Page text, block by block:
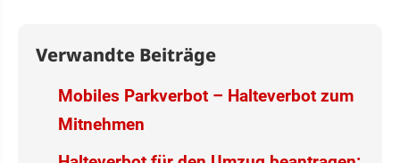
Verwandte Beiträge
Mobiles Parkverbot – Halteverbot zum
Mitnehmen